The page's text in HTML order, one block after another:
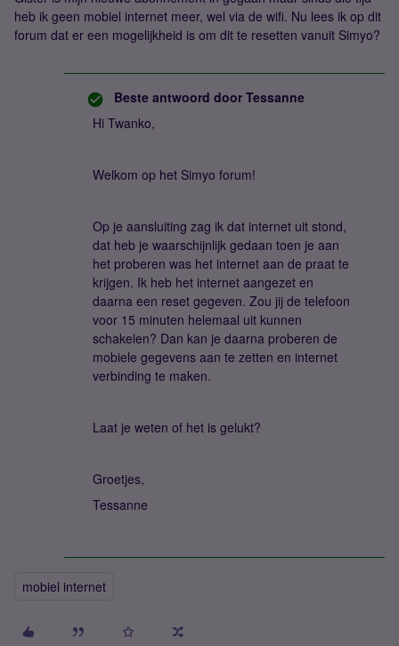
heb ik geen mobiel internet meer, wel via de wifi. Nu lees ik op dit
forum dat er een mogelijkheid is om dit te resetten vanuit Simyo?
Beste antwoord door Tessanne
Hi Twanko,
Welkom op het Simyo forum!
Op je aansluiting zag ik dat internet uit stond,
dat heb je waarschijnlijk gedaan toen je aan
het proberen was het internet aan de praat te
krijgen. Ik heb het internet aangezet en
daarna een reset gegeven. Zou jij de telefoon
voor 15 minuten helemaal uit kunnen
schakelen? Dan kan je daarna proberen de
mobiele gegevens aan te zetten en internet
verbinding te maken.
Laat je weten of het is gelukt?
Groetjes,
Tessanne
mobiel internet